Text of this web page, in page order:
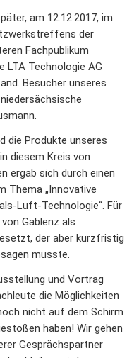
am 12.12.2017, im
der
Fachpublikum
LTA Technologie AG
Besucher unseres
die Produkte unseres
diesem Kreis von
ergab sich durch einen
Thema „Innovative
Luft-Technologie“. Für
Gablenz als
der aber kurzfristig
musste.
und Vortrag
die Möglichkeiten
nicht auf dem Schirm
haben! Wir gehen
Gesprächspartner